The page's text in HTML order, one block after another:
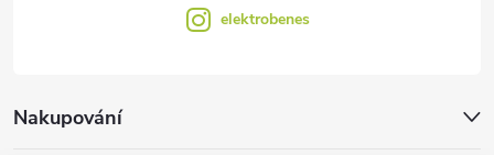
Nakupování
elektrobenes